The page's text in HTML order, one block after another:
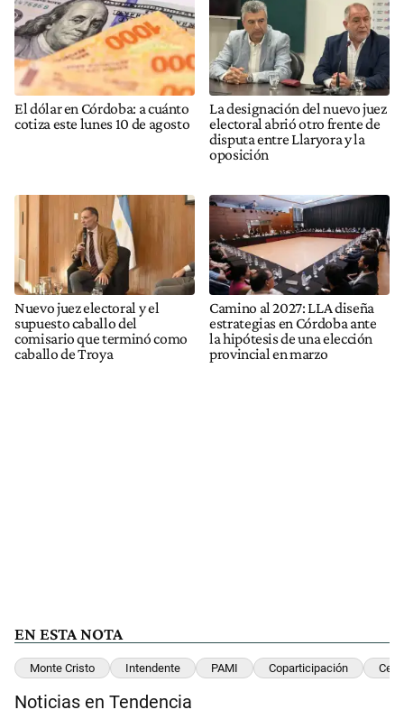
El dólar en Córdoba: a cuánto
cotiza este lunes 10 de agosto
La designación del nuevo juez
electoral abrió otro frente de
disputa entre Llaryora y la
oposición
Nuevo juez electoral y el
supuesto caballo del
comisario que terminó como
caballo de Troya
Camino al 2027: LLA diseña
estrategias en Córdoba ante
la hipótesis de una elección
provincial en marzo
EN ESTA NOTA
Monte Cristo Intendente PAMI Coparticipación
Noticias en Tendencia